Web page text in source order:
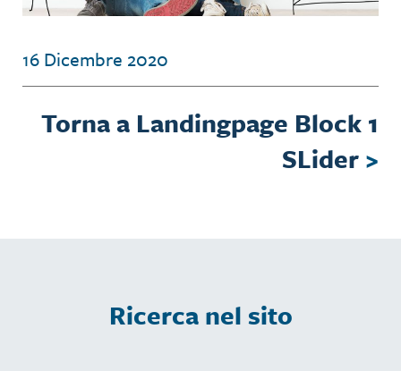
16 Dicembre 2020
Torna a Landingpage Block 1
SLider >
Ricerca nel sito